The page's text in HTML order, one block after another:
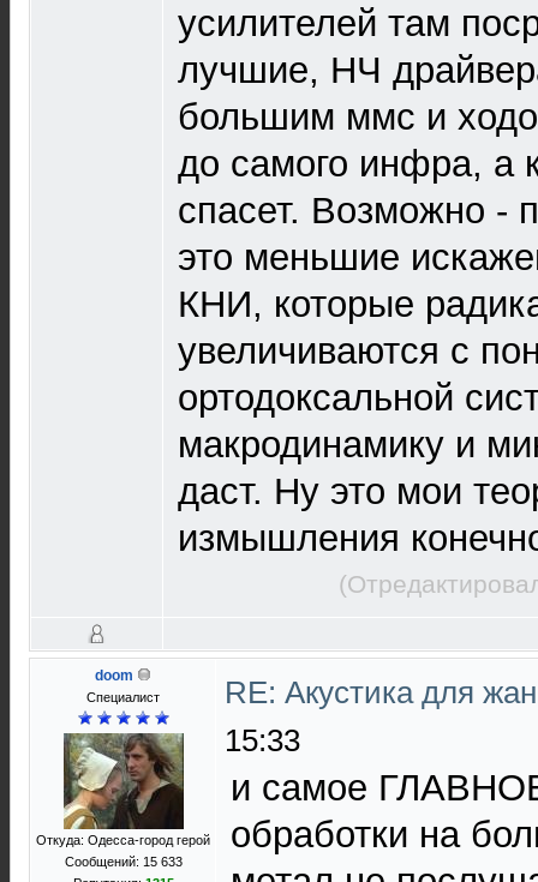
усилителей там
лучшие, НЧ
большим ммс и
до самого инфра, а
спасет. Возможно -
это меньшие
КНИ, которые
увеличиваются с
ортодоксальной
макродинамику и
даст. Ну это мои
измышления
doom
Специалист
Откуда: Одесса-город герой
Сообщений: 15 633
RE: Акустика для
15:33
и самое
обработки на